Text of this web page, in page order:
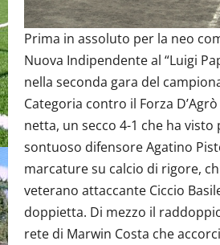
Prima in assoluto per la neo
Nuova Indipendente al “Luigi
nella seconda gara del
Categoria contro il Forza
netta, un secco 4-1 che ha
sontuoso difensore Agatino
marcature su calcio di rigore,
veterano attaccante Ciccio
doppietta. Di mezzo il
rete di Marwin Costa che